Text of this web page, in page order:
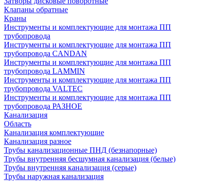
Клапаны обратные
Краны
Инструменты и комплектующие для монтажа ПП
трубопровода
Инструменты и комплектующие для монтажа ПП
трубопровода CANDAN
Инструменты и комплектующие для монтажа ПП
трубопровода LAMMIN
Инструменты и комплектующие для монтажа ПП
трубопровода VALTEC
Инструменты и комплектующие для монтажа ПП
трубопровода РАЗНОЕ
Канализация
Область
Канализация комплектующие
Канализация разное
Трубы канализационные ПНД (безнапорные)
Трубы внутренняя бесшумная канализация (белые)
Трубы внутренняя канализация (серые)
Трубы наружная канализация